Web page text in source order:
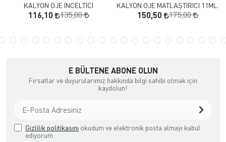
KALYON OJE İNCELTİCİ
116,10 135,00
KALYON OJE MATLAŞTIRICI 11ML.
150,50 175,00
E BÜLTENE ABONE OLUN
Fırsatlar ve duyurularımız hakkında bilgi sahibi olmak için
kaydolun!
Gizlilik politikasını okudum ve elektronik posta almayı kabul
ediyorum.